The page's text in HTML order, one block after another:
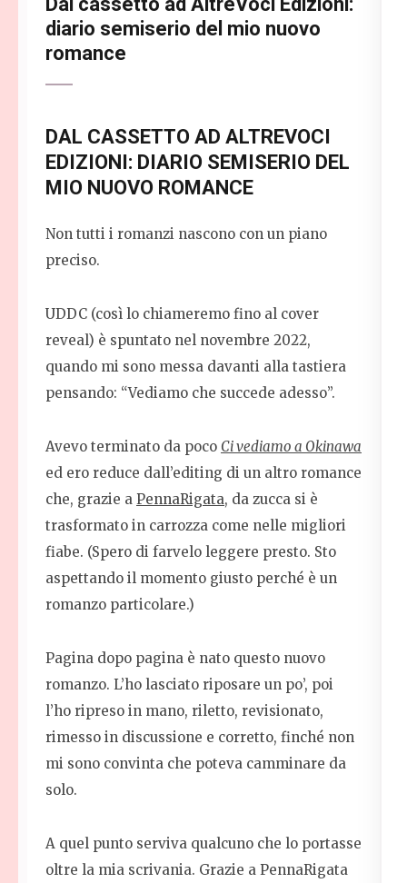
diario semiserio del mio nuovo
romance
DAL CASSETTO AD ALTREVOCI
EDIZIONI: DIARIO SEMISERIO DEL
MIO NUOVO ROMANCE
Non tutti i romanzi nascono con un piano
preciso.
UDDC (così lo chiameremo fino al cover
reveal) è spuntato nel novembre 2022,
quando mi sono messa davanti alla tastiera
pensando: “Vediamo che succede adesso”.
Avevo terminato da poco Ci vediamo a Okinawa
ed ero reduce dall’editing di un altro romance
che, grazie a PennaRigata, da zucca si è
trasformato in carrozza come nelle migliori
fiabe. (Spero di farvelo leggere presto. Sto
aspettando il momento giusto perché è un
romanzo particolare.)
Pagina dopo pagina è nato questo nuovo
romanzo. L’ho lasciato riposare un po’, poi
l’ho ripreso in mano, riletto, revisionato,
rimesso in discussione e corretto, finché non
mi sono convinta che poteva camminare da
solo.
A quel punto serviva qualcuno che lo portasse
oltre la mia scrivania. Grazie a PennaRigata